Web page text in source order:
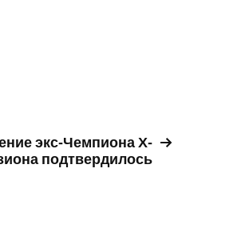
экс-Чемпиона Х-
подтвердилось